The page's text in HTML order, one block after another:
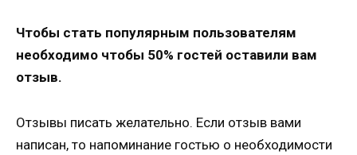
Чтобы стать популярным пользователям
необходимо чтобы 50% гостей оставили вам
отзыв.
Отзывы писать желательно. Если отзыв вами
написан, то напоминание гостью о необходимости